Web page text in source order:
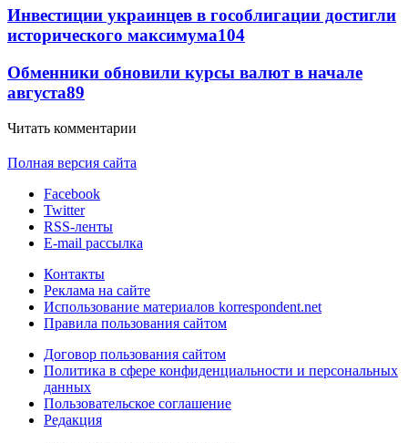
Инвестиции украинцев в гособлигации достигли
исторического максимума104
Обменники обновили курсы валют в начале
августа89
Читать комментарии
Полная версия сайта
Facebook
Twitter
RSS-ленты
E-mail рассылка
Контакты
Реклама на сайте
Использование материалов korrespondent.net
Правила пользования сайтом
Договор пользования сайтом
Политика в сфере конфиденциальности и персональных
данных
Пользовательское соглашение
Редакция